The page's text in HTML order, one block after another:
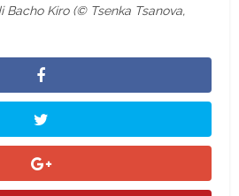
Kiro (© Tsenka Tsanova,